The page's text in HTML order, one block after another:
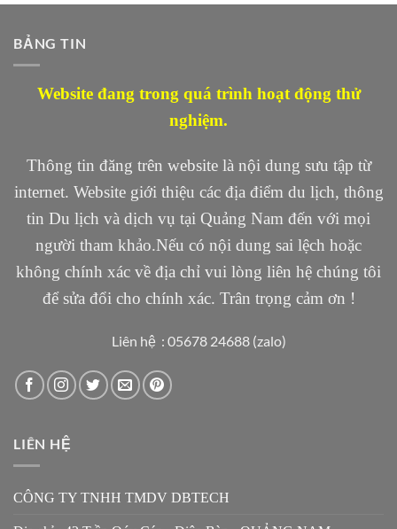
BẢNG TIN
Website đang trong quá trình hoạt động thử
nghiệm.
Thông tin đăng trên website là nội dung sưu tập từ
internet. Website giới thiệu các địa điểm du lịch, thông
tin Du lịch và dịch vụ tại Quảng Nam đến với mọi
người tham khảo.Nếu có nội dung sai lệch hoặc
không chính xác về địa chỉ vui lòng liên hệ chúng tôi
để sửa đổi cho chính xác. Trân trọng cảm ơn !
Liên hệ : 05678 24688 (zalo)
LIÊN HỆ
CÔNG TY TNHH TMDV DBTECH